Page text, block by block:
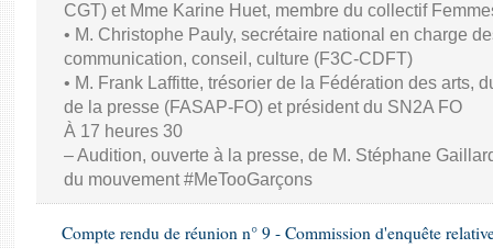
CGT) et Mme Karine Huet, membre du collectif
• M. Christophe Pauly, secrétaire national en charge
communication, conseil, culture (F3C-CDFT)
• M. Frank Laffitte, trésorier de la Fédération des arts,
de la presse (FASAP-FO) et président du SN2A FO
À 17 heures 30
– Audition, ouverte à la presse, de M. Stéphane
du mouvement #MeTooGarçons
Compte rendu de réunion n° 9 - Commission d'enquête